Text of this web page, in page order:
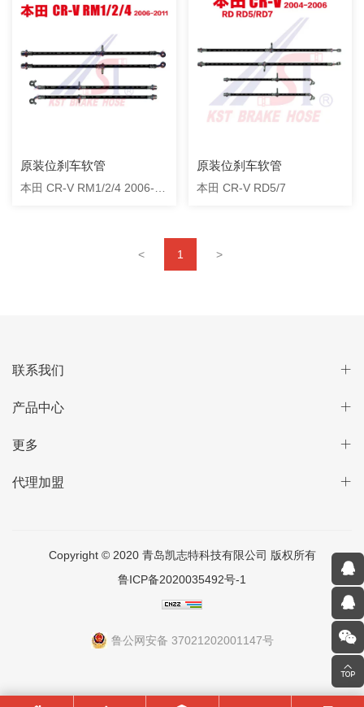
原装位刹车软管
本田 CR-V RM1/2/4 2006-
原装位刹车软管
本田 CR-V RD5/7
< 1 >
联系我们
产品中心
更多
代理加盟
Copyright © 2020 青岛凯志特科技有限公司 版权所有
鲁ICP备2020035492号-1
鲁公网安备 37021202001147号